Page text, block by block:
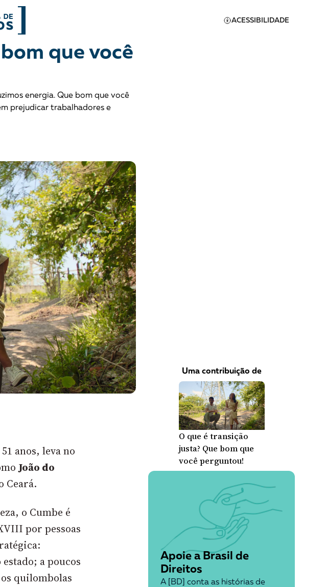
ACESSIBILIDADE
escravo
Glossário
Opinião
Para entender
Podcast
que você
energia. Que bom que você
prejudicar trabalhadores e
anos, leva no
João do
Ceará.
o Cumbe é
por pessoas
a poucos
quilombolas
Uma contribuição de
O que é transição
justa? Que bom que
você perguntou!
Apoie a Brasil de
Direitos
A [BD] conta as histórias de